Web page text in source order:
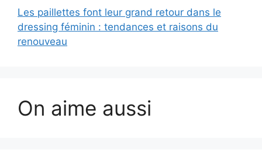
Les paillettes font leur grand retour dans le
dressing féminin : tendances et raisons du
renouveau
On aime aussi